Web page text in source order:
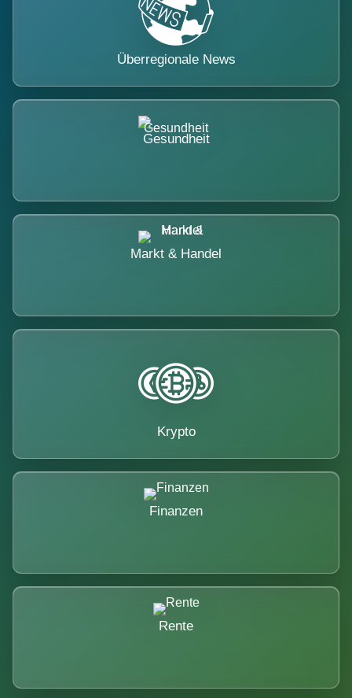
Überregionale News
Gesundheit
Markt & Handel
Krypto
Finanzen
Rente